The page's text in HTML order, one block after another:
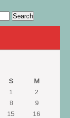
S
M
1
2
8
9
15
16